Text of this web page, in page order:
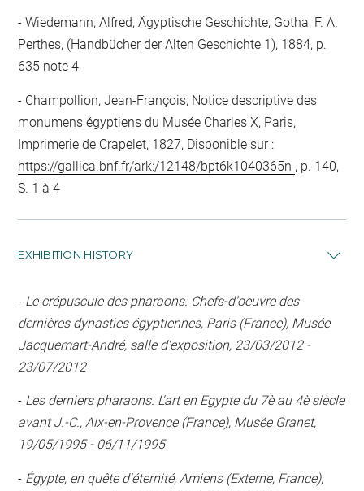
Wiedemann, Alfred, Ägyptische Geschichte, Gotha, F. A.
Perthes, (Handbücher der Alten Geschichte 1), 1884, p.
635 note 4
Champollion, Jean-François, Notice descriptive des
monumens égyptiens du Musée Charles X, Paris,
Imprimerie de Crapelet, 1827, Disponible sur :
https://gallica.bnf.fr/ark:/12148/bpt6k1040365n , p. 140,
S. 1 à 4
EXHIBITION HISTORY
- Le crépuscule des pharaons. Chefs-d'oeuvre des
dernières dynasties égyptiennes, Paris (France), Musée
Jacquemart-André, salle d'exposition, 23/03/2012 -
23/07/2012
- Les derniers pharaons. L'art en Egypte du 7è au 4è siècle
avant J.-C., Aix-en-Provence (France), Musée Granet,
19/05/1995 - 06/11/1995
- Égypte, en quête d'éternité, Amiens (Externe, France),